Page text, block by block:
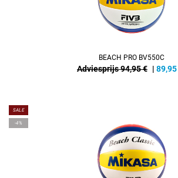
BEACH PRO BV550C
Adviesprijs 94,95 € | 89,95
SALE
-4%